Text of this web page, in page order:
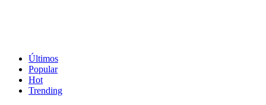
Últimos
Popular
Hot
Trending